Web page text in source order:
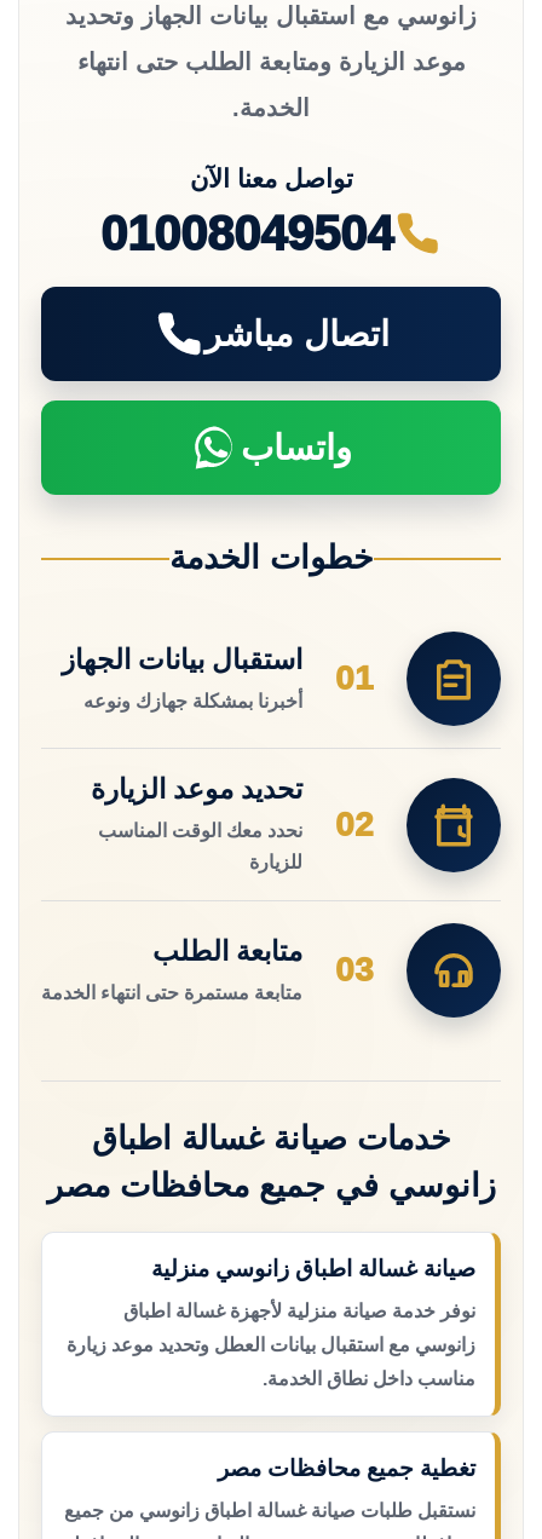
زانوسي مع استقبال بيانات الجهاز وتحديد
موعد الزيارة ومتابعة الطلب حتى انتهاء
الخدمة.
تواصل معنا الآن
01008049504
اتصال مباشر
واتساب
خطوات الخدمة
01
استقبال بيانات الجهاز
أخبرنا بمشكلة جهازك ونوعه
02
تحديد موعد الزيارة
نحدد معك الوقت المناسب
للزيارة
03
متابعة الطلب
متابعة مستمرة حتى انتهاء الخدمة
خدمات صيانة غسالة اطباق
زانوسي في جميع محافظات مصر
صيانة غسالة اطباق زانوسي منزلية
نوفر خدمة صيانة منزلية لأجهزة غسالة اطباق
زانوسي مع استقبال بيانات العطل وتحديد موعد زيارة
مناسب داخل نطاق الخدمة.
تغطية جميع محافظات مصر
نستقبل طلبات صيانة غسالة اطباق زانوسي من جميع